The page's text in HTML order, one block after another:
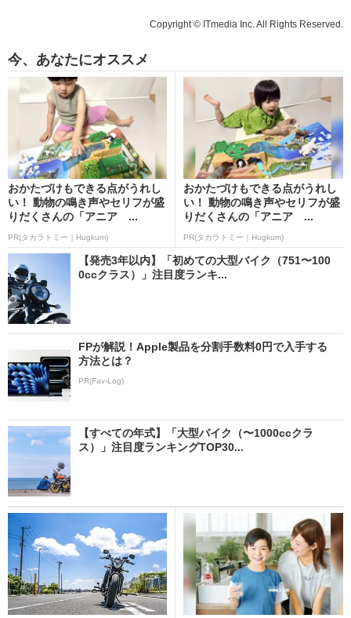
Copyright © ITmedia Inc. All Rights Reserved.
今、あなたにオススメ
おかたづけもできる点がうれし
い！ 動物の鳴き声やセリフが盛
りだくさんの「アニア ...
PR(タカラトミー｜Hugkum)
おかたづけもできる点がうれし
い！ 動物の鳴き声やセリフが盛
りだくさんの「アニア ...
PR(タカラトミー｜Hugkum)
【発売3年以内】「初めての大型バイク（751〜100
0ccクラス）」注目度ランキ...
FPが解説！Apple製品を分割手数料0円で入手する
方法とは？
PR(Fav-Log)
【すべての年式】「大型バイク（〜1000ccクラ
ス）」注目度ランキングTOP30...